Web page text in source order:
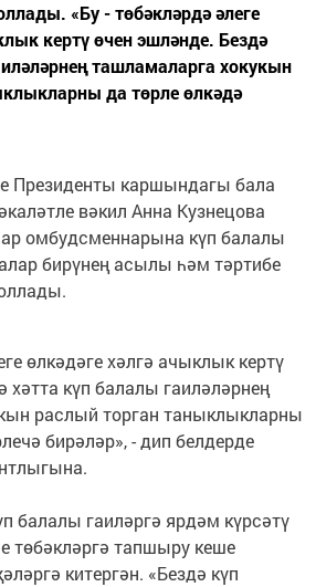
«Бу - төбәкләрдә әлеге
кертү өчен эшләнде. Бездә
ташламаларга хокукын
да төрле өлкәдә
Президенты каршындагы бала
вәкил Анна Кузнецова
омбудсменнарына күп балалы
бирүнең асылы һәм тәртибе
өлкәдәге хәлгә ачыклык кертү
хәтта күп балалы гаиләләрнең
раслый торган таныклыкларны
бирәләр», - дип белдерде
балалы гаиләргә ярдәм күрсәтү
төбәкләргә тапшыру кеше
китергән. «Бездә күп